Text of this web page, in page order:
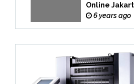
Online
6 years ago